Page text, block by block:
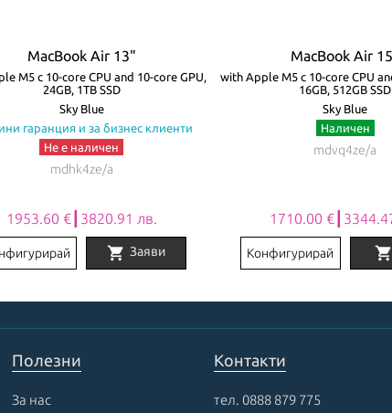
MacBook Air 13"
M5 с 10-core CPU and 10-core GPU,
24GB, 1TB SSD
Sky Blue
гаранция и за бизнес клиенти
Не е наличен
mdhk4ze/a
1953.60 €┃3820.91 лв.
shopping_cart Заяви
MacBook Air
with Apple M5 с 10-core CPU
16GB, 512GB SSD
Sky Blue
Наличен
mdvq4ze/a
1710.00
Конфигурирай shopping_cart
Полезни
За нас
Контакти
тел. 0888 879 775